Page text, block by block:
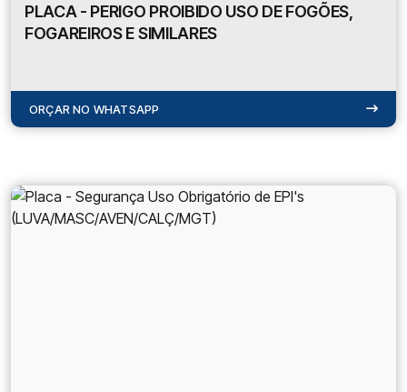
PLACA - PERIGO PROIBIDO USO DE FOGÕES,
FOGAREIROS E SIMILARES
ORÇAR NO WHATSAPP